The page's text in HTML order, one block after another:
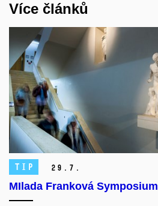
Více článků
TIP 29. 7.
MIlada Franková Symposium